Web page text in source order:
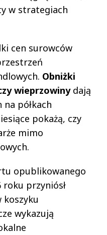
w strategiach
cen surowców
Obniżki
wieprzowinydają
półkach
pokażą, czy
mimo
opublikowanego
roku przyniósł
koszyku
wykazują